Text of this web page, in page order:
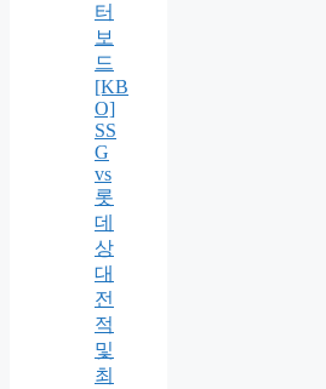
터
보
드
[KB
O]
SS
G
vs
롯
데
상
대
전
적
및
최